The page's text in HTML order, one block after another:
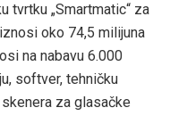
tvrtku „Smartmatic“ za
oko 74,5 milijuna
na nabavu 6.000
softver, tehničku
za glasačke